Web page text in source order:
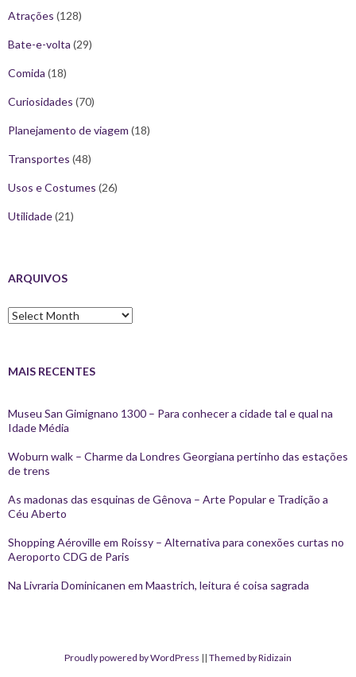
Atrações (128)
Bate-e-volta (29)
Comida (18)
Curiosidades (70)
Planejamento de viagem (18)
Transportes (48)
Usos e Costumes (26)
Utilidade(21)
ARQUIVOS
Arquivos
MAIS RECENTES
Museu San Gimignano 1300 – Para conhecer a cidade tal e qual na
Idade Média
Woburn walk – Charme da Londres Georgiana pertinho das estações
de trens
As madonas das esquinas de Gênova – Arte Popular e Tradição a
Céu Aberto
Shopping Aéroville em Roissy – Alternativa para conexões curtas no
Aeroporto CDG de Paris
Na Livraria Dominicanen em Maastrich, leitura é coisa sagrada
Proudly powered by WordPress || Themed by Ridizain